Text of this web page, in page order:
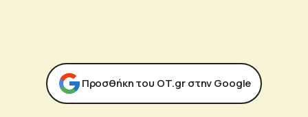
Προσθήκη του ΟΤ.gr στην Google